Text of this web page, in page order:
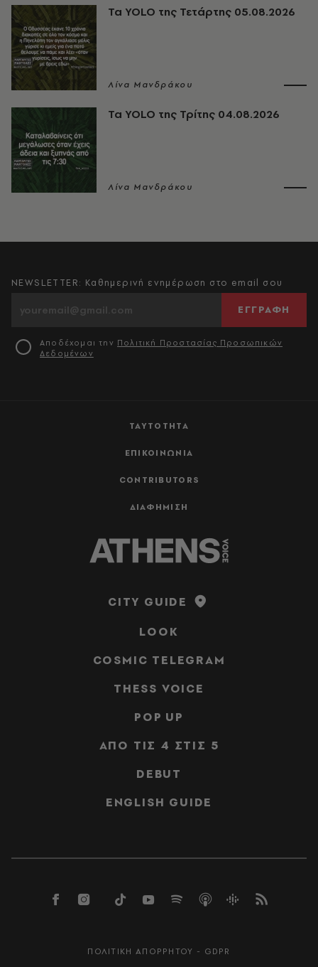
Τα YOLO της Τετάρτης 05.08.2026
Λίνα Μανδράκου
Τα YOLO της Τρίτης 04.08.2026
Λίνα Μανδράκου
ΤΑΥΤΟΤΗΤΑ
ΕΠΙΚΟΙΝΩΝΙΑ
CONTRIBUTORS
ΔΙΑΦΗΜΙΣΗ
NEWSLETTER: Καθημερινή ενημέρωση στο email σου
ΕΓΓΡΑΦΗ
Αποδέχομαι την Πολιτική Προστασίας Προσωπικών
Δεδομένων
CITY GUIDE
LOOK
COSMIC TELEGRAM
THESS VOICE
POP UP
ΑΠΟ ΤΙΣ 4 ΣΤΙΣ 5
DEBUT
ENGLISH GUIDE
ΠΟΛΙΤΙΚΗ ΑΠΟΡΡΗΤΟΥ - GDPR